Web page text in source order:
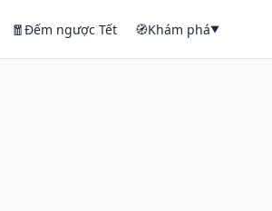
🧧Đếm ngược Tết 🧭Khám phá▼